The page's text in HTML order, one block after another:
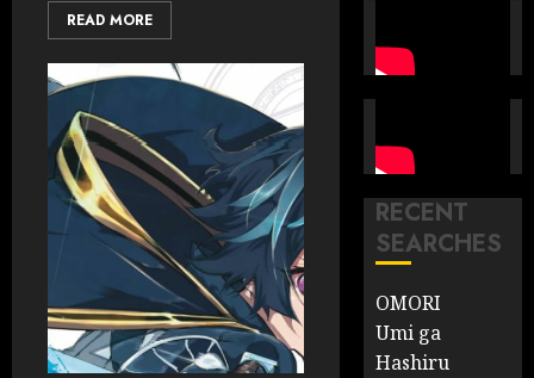
READ MORE
RECENT
SEARCHES
OMORI
Umi ga
Hashiru